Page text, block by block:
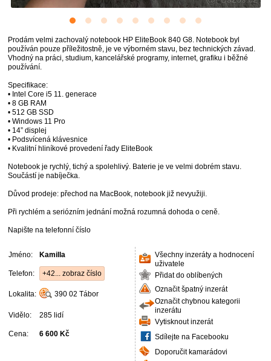
Prodám velmi zachovalý notebook HP EliteBook 840 G8. Notebook byl
používán pouze příležitostně, je ve výborném stavu, bez technických závad.
Vhodný na práci, studium, kancelářské programy, internet, grafiku i běžné
používání.
Specifikace:
• Intel Core i5 11. generace
• 8 GB RAM
• 512 GB SSD
• Windows 11 Pro
• 14” displej
• Podsvícená klávesnice
• Kvalitní hliníkové provedení řady EliteBook
Notebook je rychlý, tichý a spolehlivý. Baterie je ve velmi dobrém stavu.
Součástí je nabíječka.
Důvod prodeje: přechod na MacBook, notebook již nevyužiji.
Při rychlém a seriózním jednání možná rozumná dohoda o ceně.
Napište na telefonní číslo
Jméno: Kamilla
Telefon: +42... zobraz číslo
Lokalita: 390 02 Tábor
Vidělo: 285 lidí
Cena: 6 600 Kč
Všechny inzeráty a hodnocení
uživatele
Přidat do oblíbených
Označit špatný inzerát
Označit chybnou kategorii
inzerátu
Vytisknout inzerát
Sdílejte na Facebooku
Doporučit kamarádovi